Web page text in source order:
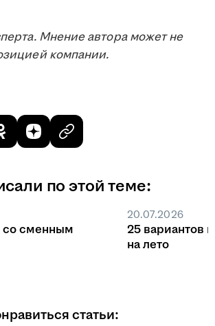
Мнение автора может не
компании.
по этой теме:
со сменным
20.07.2026
25 вариантов
на лето
статьи: